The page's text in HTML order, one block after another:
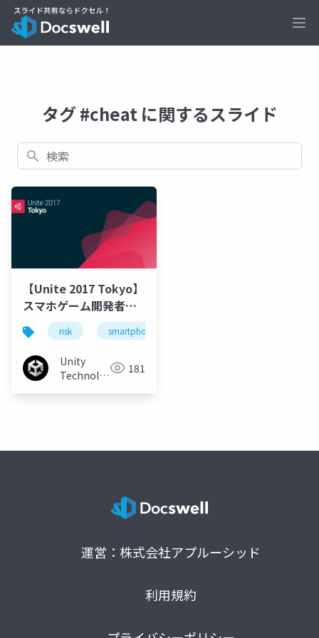
タグ #cheat に関するスライド
検索
【Unite 2017 Tokyo】
スマホゲーム開発者な
ら知っておくべきチー
トのリスク＆対策
risk smartphone
Unity
Technologies 181
運営：株式会社アプルーシッド
利用規約